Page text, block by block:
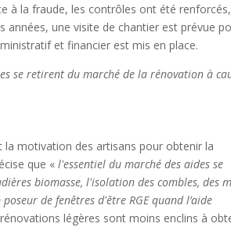
à la fraude, les contrôles ont été
années, une visite de chantier est prévue
et financier est mis en place.
se retirent du marché de la rénovation à
motivation des artisans pour obtenir la
que «l'essentiel du marché des aides se
biomasse, l'isolation des combles, des
de fenêtres d'être RGE quand l’aide
légères sont moins enclins à